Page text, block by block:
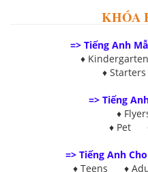
KHÓA
=> Tiếng Anh
♦
♦
=> Tiếng
♦
♦ Pet
=> Tiếng Anh
♦ Teens ♦